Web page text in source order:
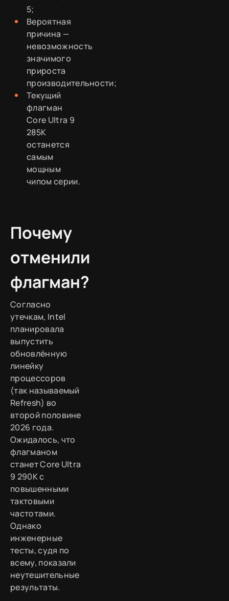
5;
Вероятная
причина —
невозможность
значимого
прироста
производительности;
Текущий
флагман
Core Ultra 9
285K
останется
самым
мощным
чипом серии.
Почему
отменили
флагман?
Согласно
утечкам, Intel
планировала
выпустить
обновлённую
линейку
процессоров
(так называемый
Refresh) во
второй половине
2026 года.
Ожидалось, что
флагманом
станет Core Ultra
9 290K с
повышенными
тактовыми
частотами.
Однако
инженерные
тесты, судя по
всему, показали
неутешительные
результаты.